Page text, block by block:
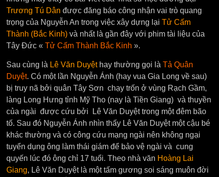
Trương Tú Dân được đăng báo công nhận vai trò quang
trọng của Nguyễn An trong việc xây dựng lại Tử Cấm
Thành (Bắc Kinh) và nhất là gần đây với phim tài liệu của
Tây Đức « Tử Cấm Thành Bắc Kinh ».
Sau cùng là Lê Văn Duyệthay thường gọi làTả Quân
Duyệt. Có một lần Nguyễn Ánh (hay vua Gia Long về sau)
bị truy nã bởi quân Tây Sơn chạy trốn ở vùng Rạch Gầm,
làng Long Hưng tỉnh Mỹ Tho (nay là Tiền Giang) và thuyền
của ngài được cứu bởi Lê Văn Duyệt trong một đêm bão
tố. Sau đó Nguyễn Ánh nhìn thấy Lê Văn Duyệt một cậu bé
khác thường và có công cứu mạng ngài nên không ngại
tuyển dụng ông làm thái giám để bảo vệ ngài và cung
quyến lúc đó ông chỉ 17 tuổi. Theo nhà văn Hoàng Lai
Giang, Lê Văn Duyệt là một tấm gương soi sáng muôn đời